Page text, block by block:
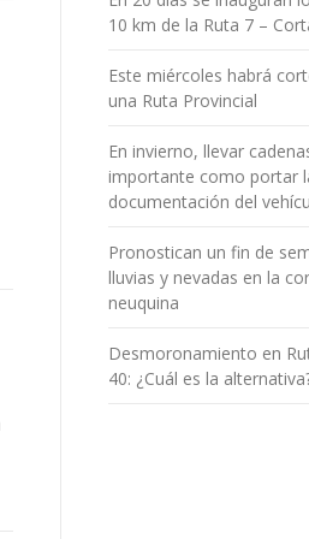
10 km de la Ruta 7 –
Este miércoles habrá
una Ruta Provincial
En invierno, llevar
importante como portar
documentación del
Pronostican un fin de
lluvias y nevadas en la
neuquina
Desmoronamiento en
40: ¿Cuál es la